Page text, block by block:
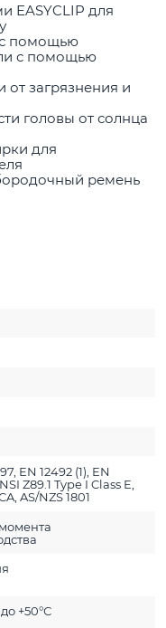
EASYCLIP для
с помощью
с помощью
от загрязнения и
головы от солнца
для
ремень
EN 12492 (1), EN
Z89.1 Type I Class E,
AS/NZS 1801
+50°С